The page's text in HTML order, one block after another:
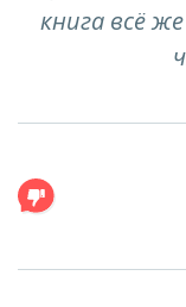
книга всё